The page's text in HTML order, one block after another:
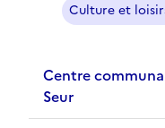
Culture et
Centre communal d'action sociale (CCAS) -
Seur